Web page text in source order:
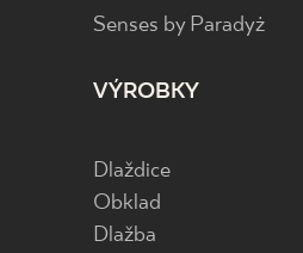
Senses by Paradyż
VÝROBKY
Dlaždice
Obklad
Dlažba